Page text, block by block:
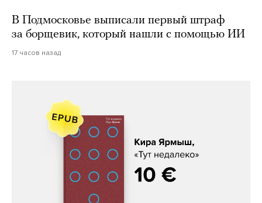
В Подмосковье выписали первый штраф
за борщевик, который нашли с помощью ИИ
17 часов назад